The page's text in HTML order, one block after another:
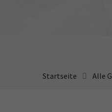
Startseite Alle